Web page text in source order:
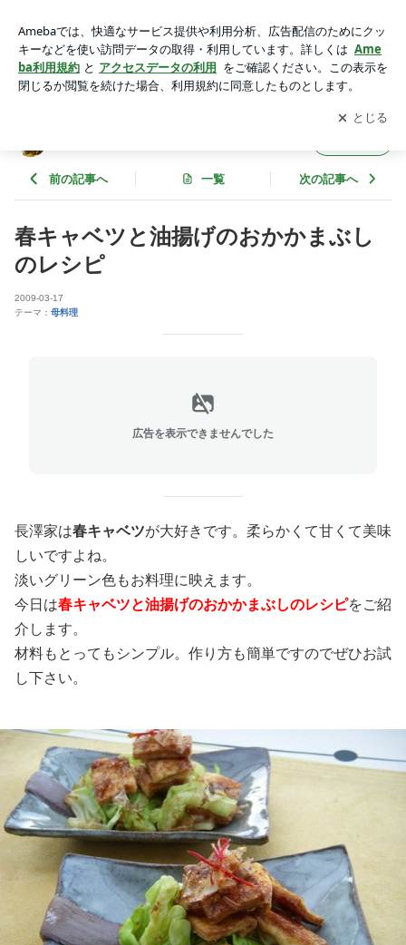
ブログ in八王子
アプリをダウンロードして ブログの更新通知
を受け取りまし
ょう。
開く
前の記事へ 一覧 次の記事へ
春キャベツと油揚げのおかかまぶし
のレシピ
2009-03-17
テーマ： 母料理
広告を表示できませんでした
長澤家は春キャベツが大好きです。柔らかくて甘くて美味
しいですよね。
淡いグリーン色もお料理に映えます。
今日は春キャベツと油揚げのおかかまぶしのレシピをご紹
介します。
材料もとってもシンプル。作り方も簡単ですのでぜひお試
し下さい。